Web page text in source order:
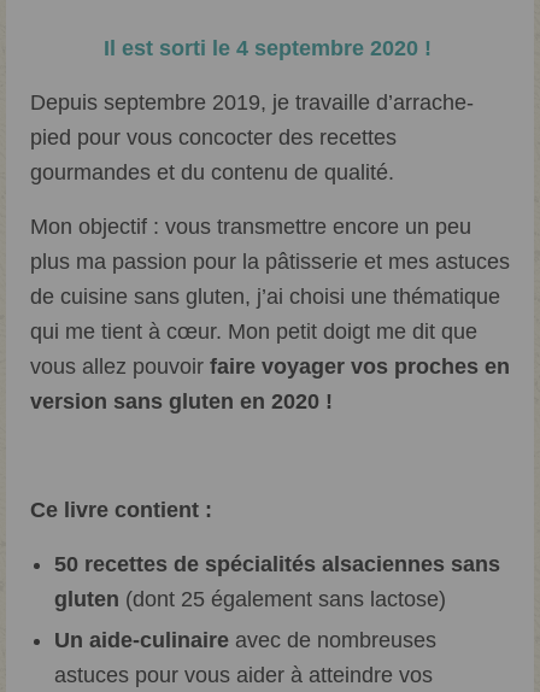
Il est sorti le 4 septembre 2020 !
Depuis septembre 2019, je travaille d’arrache-
pied pour vous concocter des recettes
gourmandes et du contenu de qualité.
Mon objectif : vous transmettre encore un peu
plus ma passion pour la pâtisserie et mes astuces
de cuisine sans gluten, j’ai choisi une thématique
qui me tient à cœur. Mon petit doigt me dit que
vous allez pouvoir faire voyager vos proches en
version sans gluten en 2020 !
Ce livre contient :
50 recettes de spécialités alsaciennes sans
gluten (dont 25 également sans lactose)
Un aide-culinaire avec de nombreuses
astuces pour vous aider à atteindre vos